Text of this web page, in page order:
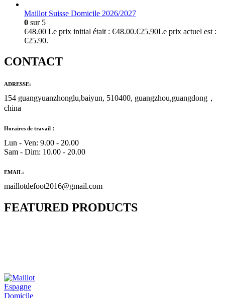
Maillot Suisse Domicile 2026/2027
0 sur 5
€48.00 Le prix initial était : €48.00.€25.90Le prix actuel est :
€25.90.
CONTACT
ADRESSE:
154 guangyuanzhonglu,baiyun, 510400, guangzhou,guangdong，
china
Horaires de travail：
Lun - Ven: 9.00 - 20.00
Sam - Dim: 10.00 - 20.00
EMAIL:
maillotdefoot2016@gmail.com
FEATURED PRODUCTS